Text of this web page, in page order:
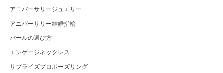
アニバーサリージュエリー
アニバーサリー結婚指輪
パールの選び方
エンゲージネックレス
サプライズプロポーズリング